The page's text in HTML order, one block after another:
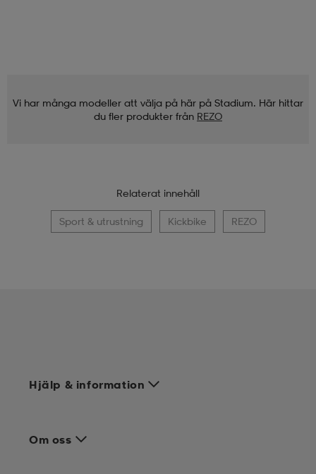
Vi har många modeller att välja på här på Stadium. Här hittar
du fler produkter från REZO
Relaterat innehåll
Sport & utrustning Kickbike REZO
Hjälp & information
Om oss